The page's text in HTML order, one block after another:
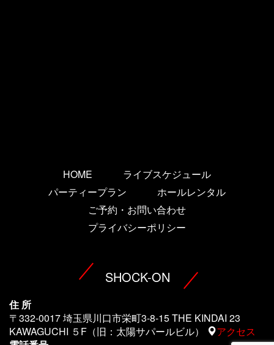
HOME
ライブスケジュール
パーティープラン
ホールレンタル
ご予約・お問い合わせ
プライバシーポリシー
SHOCK-ON
住 所
〒332-0017 埼玉県川口市栄町3-8-15 THE KINDAI 23
KAWAGUCHI ５F（旧：太陽サパールビル）
アクセス